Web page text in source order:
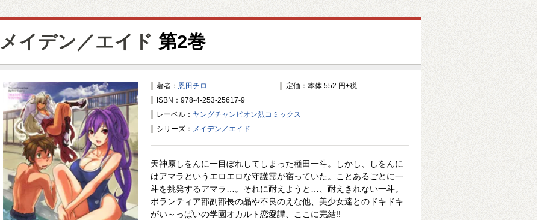
メイデン／エイド 第2巻
著者： 恩田チロ
定価：本体 552 円+税
ISBN：978-4-253-25617-9
レーベル： ヤングチャンピオン烈コミックス
シリーズ： メイデン／エイド
天神原しをんに一目ぼれしてしまった種田一斗。しかし、しをんに
はアマラというエロエロな守護霊が宿っていた。ことあるごとに一
斗を挑発するアマラ…。それに耐えようと…、耐えきれない一斗。
ボランティア部副部長の晶や不良のえな他、美少女達とのドキドキ
がい～っぱいの学園オカルト恋愛譚、ここに完結!!